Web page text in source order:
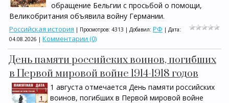
обращение Бельгии с просьбой о помощи,
Великобритания объявила войну Германии.
Российская история | Просмотров: 4313 | Добавил: РФ | Дата:
04.08.2026 | Комментарии (0)
День памяти российских воинов, погибших
в Первой мировой войне 1914-1918 годов
1 августа отмечается День памяти российских
воинов, погибших в Первой мировой войне